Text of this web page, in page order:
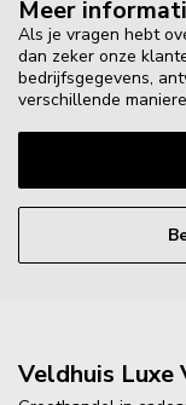
Meer
Als je vragen hebt
dan zeker onze
bedrijfsgegevens,
verschillende
Veldhuis Luxe